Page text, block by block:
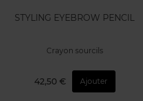
STYLING EYEBROW PENCIL
Crayon sourcils
42,50 € Ajouter